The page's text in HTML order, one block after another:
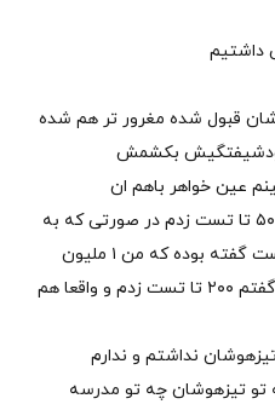
داشتیم
قبول شده مغرور تر هم شده
خودشیفتگیش بکشمش
عین خواهر باهم ان
اون حتی به من گفت من کمتر از ۵۰۰ تا تست زدم در صورتی که به
دخترخاله ام ک یکسال کوچیکتر هست گفته بوده که من ۱ ملیون
تست زدم و من هم صادقانه بهش گفتم ۲۰۰ تا تست زدم و واقعا هم
نداشتم و ندارم
تو تیزهوشان چه تو مدرسه